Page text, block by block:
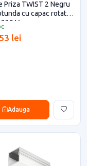
Priza TWIST 2 Negru
cu capac rotativ
230 V
lei
Adauga